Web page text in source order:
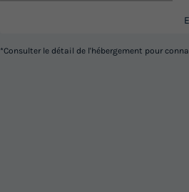
*Consulter le détail de l'hébergement pour